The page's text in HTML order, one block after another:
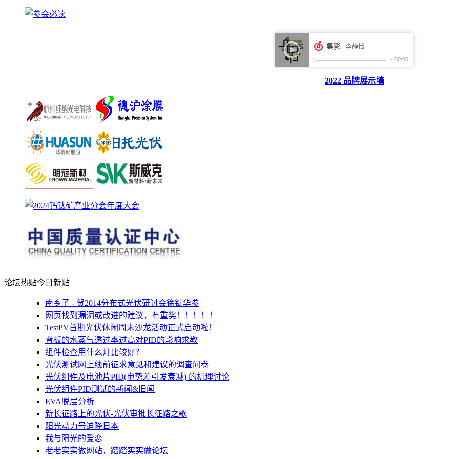
2022 品牌展示墙
论坛热贴今日新贴
南乡子 - 贺2014分布式光伏研讨会徐锭华参
网页找到漏洞或改进的建议，有重奖！！！！！
TestPV首期光伏休闲周末沙龙活动正式启动啦！
背板的水蒸气透过率过高对PID的影响求教
组件检查用什么灯比较好？
光伏测试网上线前征求意见和建议的调查问卷
光伏组件及电池片PID(电势差引发衰减) 的机理讨论
光伏组件PID测试的新闻&旧闻
EVA脱层分析
新长征路上的光伏-光伏审批长征路之歌
阳光动力号迫降日本
我与阳光的爱恋
老老实实做网站，踏踏实实做论坛